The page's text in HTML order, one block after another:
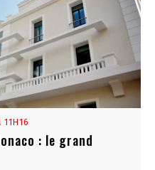
11H16
: le grand